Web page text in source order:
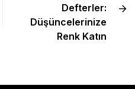
Defterler:
Düşüncelerinize
Renk Katın